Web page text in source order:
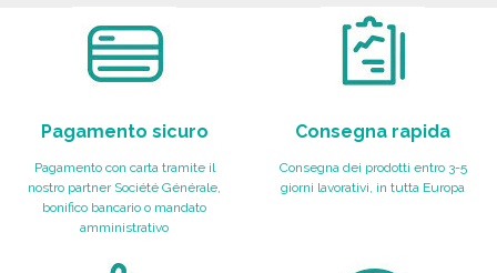
Pagamento sicuro
Pagamento con carta tramite il
nostro partner Société Générale,
bonifico bancario o mandato
amministrativo
Consegna rapida
Consegna dei prodotti entro 3-5
giorni lavorativi, in tutta Europa